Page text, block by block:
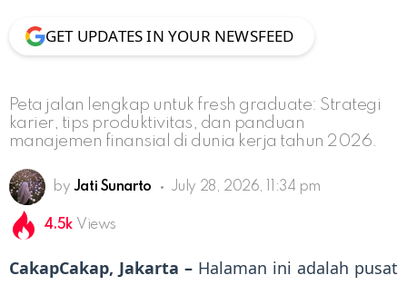
GET UPDATES IN YOUR NEWSFEED
Peta jalan lengkap untuk fresh graduate: Strategi
karier, tips produktivitas, dan panduan
manajemen finansial di dunia kerja tahun 2026.
by Jati Sunarto July 28, 2026, 11:34 pm
4.5k Views
CakapCakap, Jakarta – Halaman ini adalah pusat